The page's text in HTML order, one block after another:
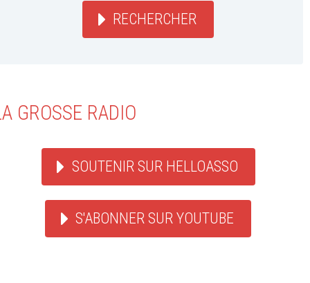
RECHERCHER
GROSSE RADIO
SOUTENIR SUR HELLOASSO
S'ABONNER SUR YOUTUBE